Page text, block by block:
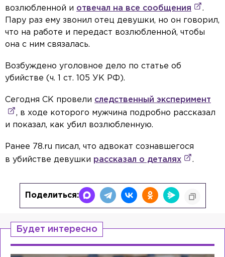
возлюбленной и отвечал на все сообщения
.
Пару раз ему звонил отец девушки, но он говорил,
что на работе и передаст возлюбленной, чтобы
она с ним связалась.
Возбуждено уголовное дело по статье об
убийстве (ч. 1 ст. 105 УК РФ).
Сегодня СК провели следственный эксперимент
, в ходе которого мужчина подробно рассказал
и показал, как убил возлюбленную.
Ранее 78.ru писал, что адвокат сознавшегося
в убийстве девушки рассказал о деталях .
Поделиться:
Будет интересно